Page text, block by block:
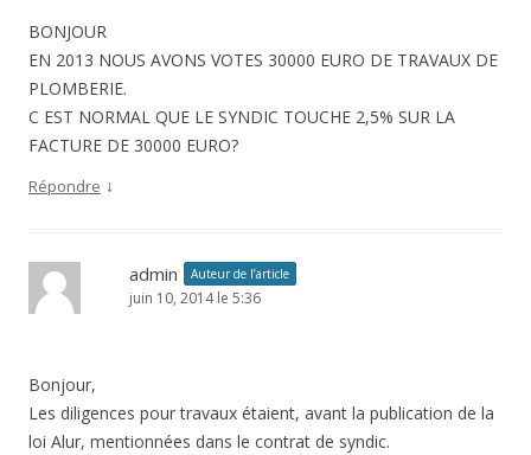
BONJOUR
EN 2013 NOUS AVONS VOTES 30000 EURO DE TRAVAUX DE
PLOMBERIE.
C EST NORMAL QUE LE SYNDIC TOUCHE 2,5% SUR LA
FACTURE DE 30000 EURO?
Répondre ↓
admin Auteur de l’article
juin 10, 2014 le 5:36
Bonjour,
Les diligences pour travaux étaient, avant la publication de la
loi Alur, mentionnées dans le contrat de syndic.